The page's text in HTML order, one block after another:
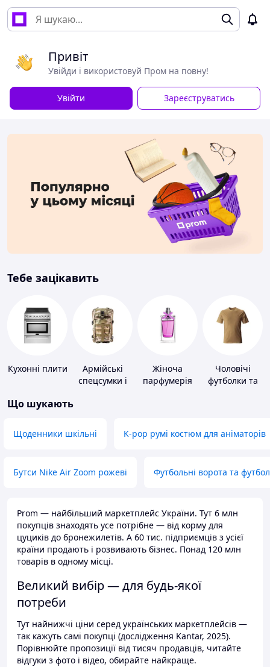
Привіт
Увійди і використовуй Пром на повну!
Увійти Зареєструватись
Тебе зацікавить
Кухонні плити
Армійські
спецсумки і
Жіноча
парфумерія
Чоловічі
футболки та
Що шукають
Щоденники шкільні K-pop румі костюм для аніматорів
Бутси Nike Air Zoom рожеві Футбольні ворота та
Prom — найбільший маркетплейс України. Тут 6 млн
покупців знаходять усе потрібне — від корму для
цуциків до бронежилетів. А 60 тис. підприємців з усієї
країни продають і розвивають бізнес. Понад 120 млн
товарів в одному місці.
Великий вибір — для будь-якої
потреби
Тут найнижчі ціни серед українських маркетплейсів —
так кажуть самі покупці (дослідження Kantar, 2025).
Порівнюйте пропозиції від тисяч продавців, читайте
відгуки з фото і відео, обирайте найкраще.